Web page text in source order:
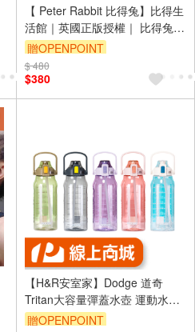
【 Peter Rabbit 比得兔】比得生
活館｜英國正版授權｜ 比得兔麻
布手提袋 購物袋 環保購物袋
贈OPENPOINT
$ 480
$380
【H&R安室家】Dodge 道奇
Tritan大容量彈蓋水壺 運動水壺
1500ml(H30)
贈OPENPOINT